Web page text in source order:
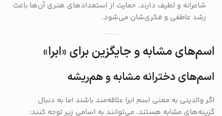
شاعرانه و لطیف دارند. حمایت از استعدادهای هنری آن‌ها باعث
رشد عاطفی و فکری‌شان می‌شود.
اسم‌های مشابه و جایگزین برای «ابرا»
اسم‌های دخترانه مشابه و هم‌ریشه
اگر والدینی به معنی اسم ابرا علاقه‌مند باشند اما به دنبال
گزینه‌های مشابه هستند، می‌توانند به اسامی زیر توجه کنند: